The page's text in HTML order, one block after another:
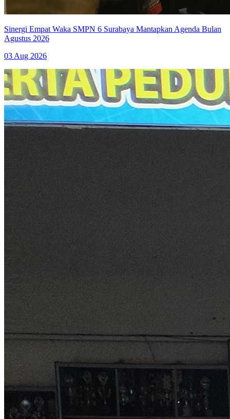
Sinergi Empat Waka SMPN 6 Surabaya Mantapkan Agenda Bulan
Agustus 2026
03 Aug 2026